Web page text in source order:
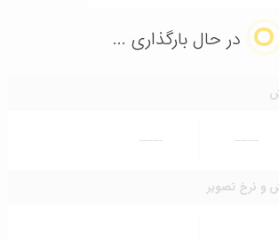
در حال بارگذاری ...
-------
-------
و نرخ تصویر